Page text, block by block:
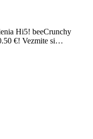
Hi5! beeCrunchy
€! Vezmite si…